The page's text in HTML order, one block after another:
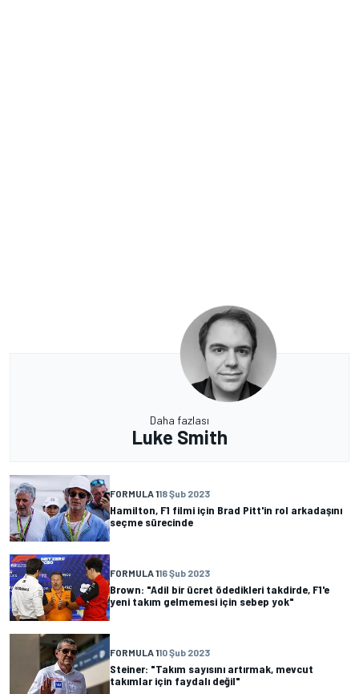
Daha fazlası
Luke Smith
FORMULA 118 Şub 2023
Hamilton, F1 filmi için Brad Pitt'in rol arkadaşını
seçme sürecinde
FORMULA 116 Şub 2023
Brown: "Adil bir ücret ödedikleri takdirde, F1'e
yeni takım gelmemesi için sebep yok"
FORMULA 110 Şub 2023
Steiner: "Takım sayısını artırmak, mevcut
takımlar için faydalı değil"